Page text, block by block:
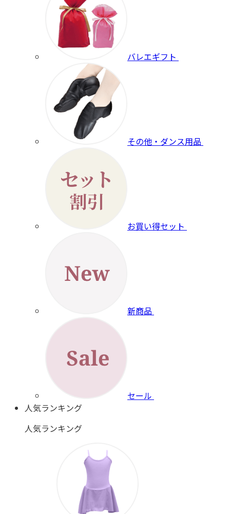
バレエギフト
その他・ダンス用品
お買い得セット
新商品
セール
人気ランキング
人気ランキング